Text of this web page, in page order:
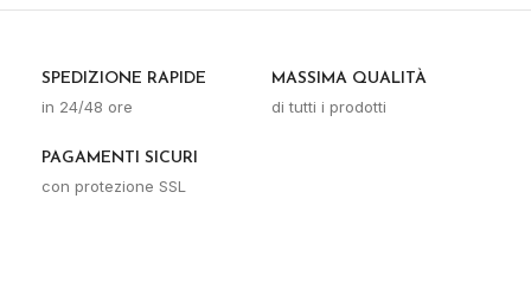
SPEDIZIONE RAPIDE
in 24/48 ore
MASSIMA QUALITÀ
di tutti i prodotti
PAGAMENTI SICURI
con protezione SSL